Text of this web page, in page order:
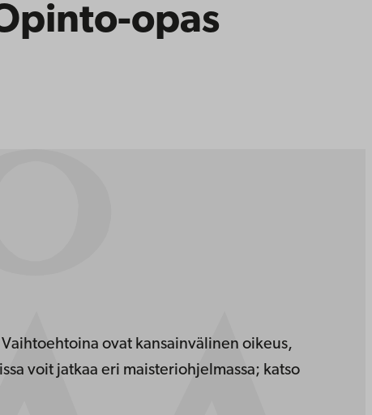
opas
ovat kansainvälinen oikeus,
voit jatkaa eri maisteriohjelmassa; katso